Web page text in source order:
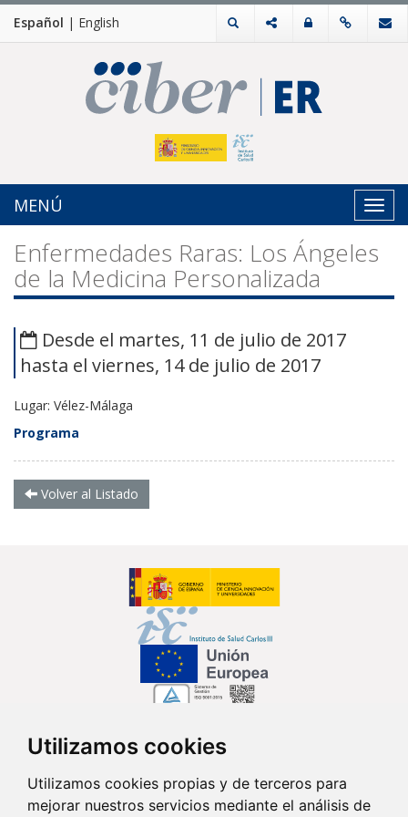
Utilizamos cookies
Utilizamos cookies propias y de terceros para
mejorar nuestros servicios mediante el análisis de
Español | English
MENÚ
Enfermedades Raras: Los Ángeles
de la Medicina Personalizada
Desde el martes, 11 de julio de 2017
hasta el viernes, 14 de julio de 2017
Lugar: Vélez-Málaga
Programa
Volver al Listado
Síguenos en...